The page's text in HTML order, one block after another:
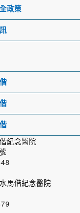
政策
紀念醫院
馬偕紀念醫院